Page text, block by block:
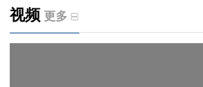
天山观察丨暑期AI研学热，孩子
视频 更多